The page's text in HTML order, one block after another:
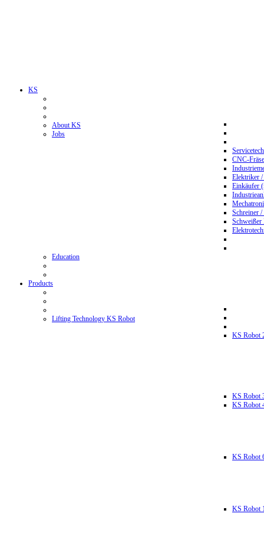
KS
About KS
Jobs
CNC-
Elektriker
Einkäufer
Schreiner
Education
Products
Lifting Technology KS Robot
KS Robot
KS Robot
KS Robot
KS Robot
KS Robot